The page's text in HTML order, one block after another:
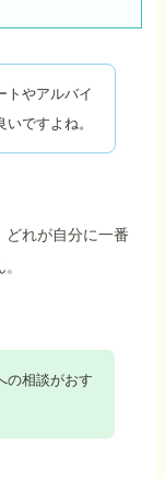
トやアルバイ
ですよね。
どれが自分に一番
の相談がおす